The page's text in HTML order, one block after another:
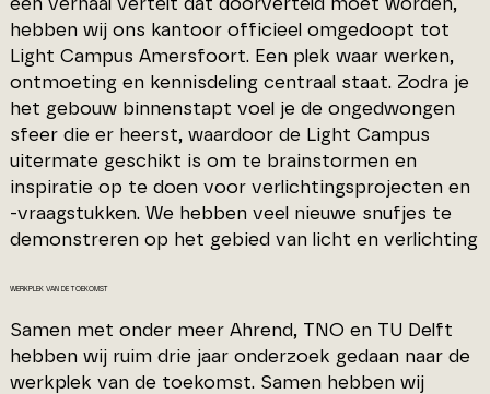
een verhaal vertelt dat doorverteld moet worden,
hebben wij ons kantoor officieel omgedoopt tot
Light Campus Amersfoort. Een plek waar werken,
ontmoeting en kennisdeling centraal staat. Zodra je
het gebouw binnenstapt voel je de ongedwongen
sfeer die er heerst, waardoor de Light Campus
uitermate geschikt is om te brainstormen en
inspiratie op te doen voor verlichtingsprojecten en
-vraagstukken. We hebben veel nieuwe snufjes te
demonstreren op het gebied van licht en verlichting
WERKPLEK VAN DE TOEKOMST
Samen met onder meer Ahrend, TNO en TU Delft
hebben wij ruim drie jaar onderzoek gedaan naar de
werkplek van de toekomst. Samen hebben wij